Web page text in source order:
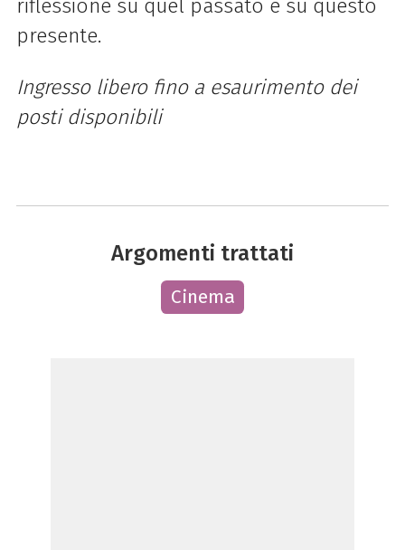
riflessione su quel passato e su questo
presente.
Ingresso libero fino a esaurimento dei
posti disponibili
Argomenti trattati
Cinema